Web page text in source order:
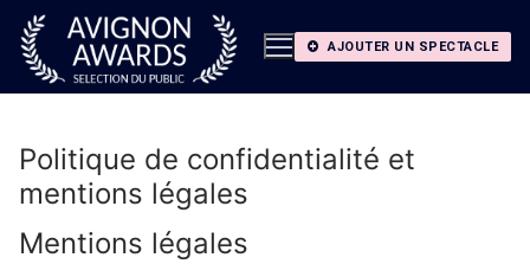
Aller
contenu
AJOUTER UN SPECTACLE
Politique de confidentialité et
mentions légales
Mentions légales